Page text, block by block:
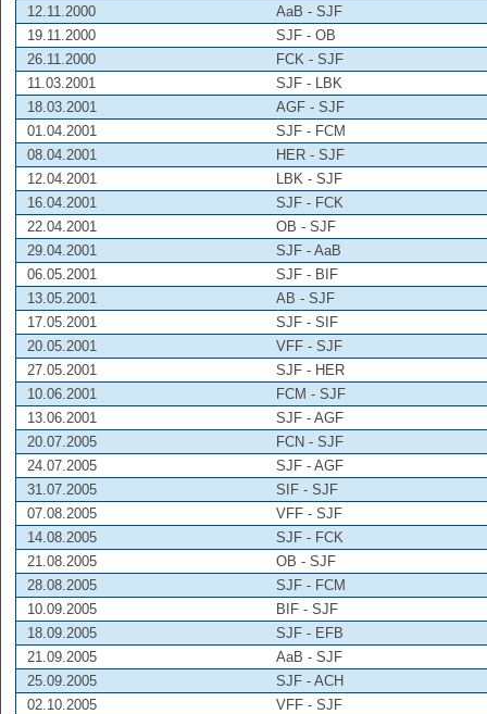
12.11.2000
AaB - SJF
19.11.2000
SJF - OB
26.11.2000
FCK - SJF
11.03.2001
SJF - LBK
18.03.2001
AGF - SJF
01.04.2001
SJF - FCM
08.04.2001
HER - SJF
12.04.2001
LBK - SJF
16.04.2001
SJF - FCK
22.04.2001
OB - SJF
29.04.2001
SJF - AaB
06.05.2001
SJF - BIF
13.05.2001
AB - SJF
17.05.2001
SJF - SIF
20.05.2001
VFF - SJF
27.05.2001
SJF - HER
10.06.2001
FCM - SJF
13.06.2001
SJF - AGF
20.07.2005
FCN - SJF
24.07.2005
SJF - AGF
31.07.2005
SIF - SJF
07.08.2005
VFF - SJF
14.08.2005
SJF - FCK
21.08.2005
OB - SJF
28.08.2005
SJF - FCM
10.09.2005
BIF - SJF
18.09.2005
SJF - EFB
21.09.2005
AaB - SJF
25.09.2005
SJF - ACH
02.10.2005
VFF - SJF